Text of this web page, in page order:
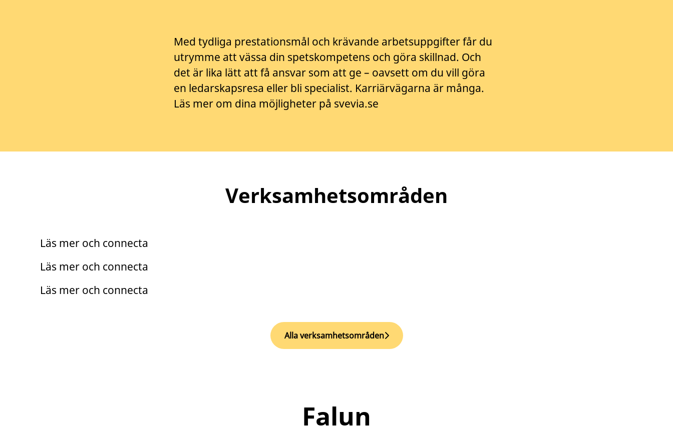
Med tydliga prestationsmål och krävande arbetsuppgifter får du
utrymme att vässa din spetskompetens och göra skillnad. Och
det är lika lätt att få ansvar som att ge – oavsett om du vill göra
en ledarskapsresa eller bli specialist. Karriärvägarna är många.
Läs mer om dina möjligheter på svevia.se
Verksamhetsområden
Läs mer och connecta
Läs mer och connecta
Läs mer och connecta
Alla verksamhetsområden
Falun